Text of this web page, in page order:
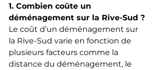
1. Combien coûte un
déménagement sur la Rive-Sud ?
Le coût d’un déménagement sur
la Rive-Sud varie en fonction de
plusieurs facteurs comme la
distance du déménagement, le